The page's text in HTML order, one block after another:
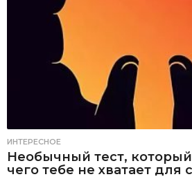
ИНТЕРЕСНОЕ
Необычный тест,
чего тебе не хватает для